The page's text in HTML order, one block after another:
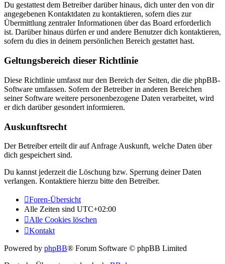
Du gestattest dem Betreiber darüber hinaus, dich unter den von dir
angegebenen Kontaktdaten zu kontaktieren, sofern dies zur
Übermittlung zentraler Informationen über das Board erforderlich
ist. Darüber hinaus dürfen er und andere Benutzer dich kontaktieren,
sofern du dies in deinem persönlichen Bereich gestattet hast.
Geltungsbereich dieser Richtlinie
Diese Richtlinie umfasst nur den Bereich der Seiten, die die phpBB-
Software umfassen. Sofern der Betreiber in anderen Bereichen
seiner Software weitere personenbezogene Daten verarbeitet, wird
er dich darüber gesondert informieren.
Auskunftsrecht
Der Betreiber erteilt dir auf Anfrage Auskunft, welche Daten über
dich gespeichert sind.
Du kannst jederzeit die Löschung bzw. Sperrung deiner Daten
verlangen. Kontaktiere hierzu bitte den Betreiber.
Foren-Übersicht
Alle Zeiten sind UTC+02:00
Alle Cookies löschen
Kontakt
Powered by phpBB® Forum Software © phpBB Limited